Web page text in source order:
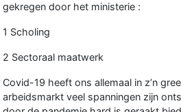
gekregen door het ministerie :
1 Scholing
2 Sectoraal maatwerk
Covid-19 heeft ons allemaal in z’n
arbeidsmarkt veel spanningen zijn